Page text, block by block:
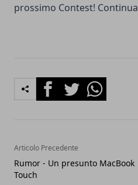
prossimo Contest!
FacebookTwitterWhatsapp
Articolo Precedente
Rumor - Un presunto MacBook
Touch